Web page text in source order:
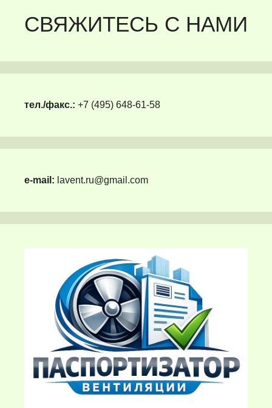
СВЯЖИТЕСЬ С НАМИ
тел./факс.: +7 (495) 648-61-58
e-mail: lavent.ru@gmail.com